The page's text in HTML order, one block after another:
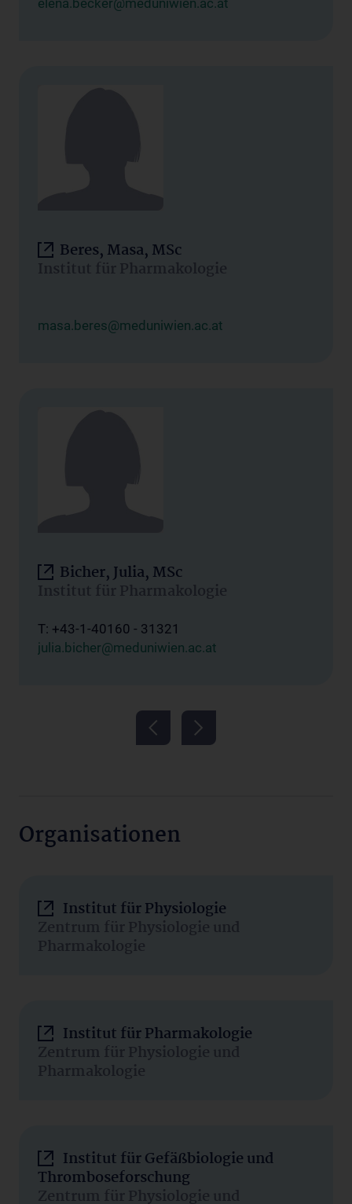
elena.becker@meduniwien.ac.at
Beres, Masa, MSc
Institut für Pharmakologie
masa.beres@meduniwien.ac.at
Bicher, Julia, MSc
Institut für Pharmakologie
T: +43-1-40160 - 31321
julia.bicher@meduniwien.ac.at
Organisationen
Institut für Physiologie
Zentrum für Physiologie und
Pharmakologie
Institut für Pharmakologie
Zentrum für Physiologie und
Pharmakologie
Institut für Gefäßbiologie und
Thromboseforschung
Zentrum für Physiologie und